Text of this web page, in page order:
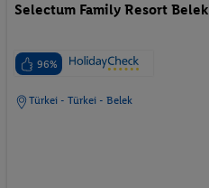
Selectum Family Resort Belek
96%
Türkei - Türkei - Belek